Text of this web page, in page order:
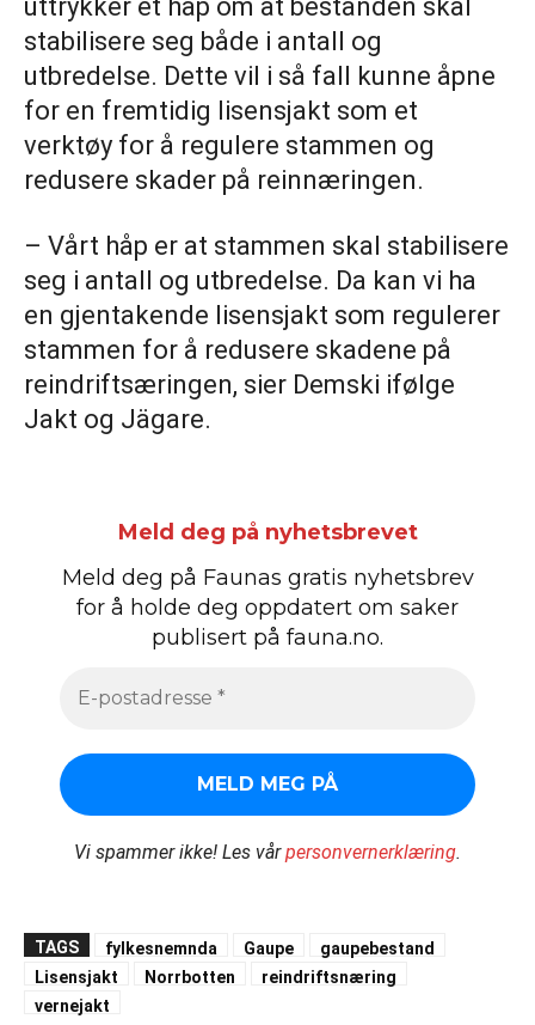
uttrykker et håp om at bestanden skal
stabilisere seg både i antall og
utbredelse. Dette vil i så fall kunne åpne
for en fremtidig lisensjakt som et
verktøy for å regulere stammen og
redusere skader på reinnæringen.
– Vårt håp er at stammen skal stabilisere
seg i antall og utbredelse. Da kan vi ha
en gjentakende lisensjakt som regulerer
stammen for å redusere skadene på
reindriftsæringen, sier Demski ifølge
Jakt og Jägare.
Meld deg på nyhetsbrevet
Meld deg på Faunas gratis nyhetsbrev
for å holde deg oppdatert om saker
publisert på fauna.no.
Vi spammer ikke! Les vårpersonvernerklæring.
TAGS fylkesnemnda Gaupe
gaupebestand
Lisensjakt
Norrbotten
reindriftsnæring
vernejakt